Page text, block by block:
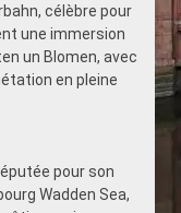
célèbre pour
une immersion
un Blomen, avec
en pleine
pour son
Wadden Sea,